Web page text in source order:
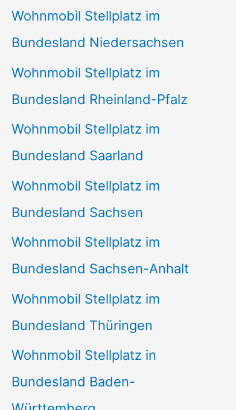
Wohnmobil Stellplatz im
Bundesland Niedersachsen
Wohnmobil Stellplatz im
Bundesland Rheinland-Pfalz
Wohnmobil Stellplatz im
Bundesland Saarland
Wohnmobil Stellplatz im
Bundesland Sachsen
Wohnmobil Stellplatz im
Bundesland Sachsen-Anhalt
Wohnmobil Stellplatz im
Bundesland Thüringen
Wohnmobil Stellplatz in
Bundesland Baden-